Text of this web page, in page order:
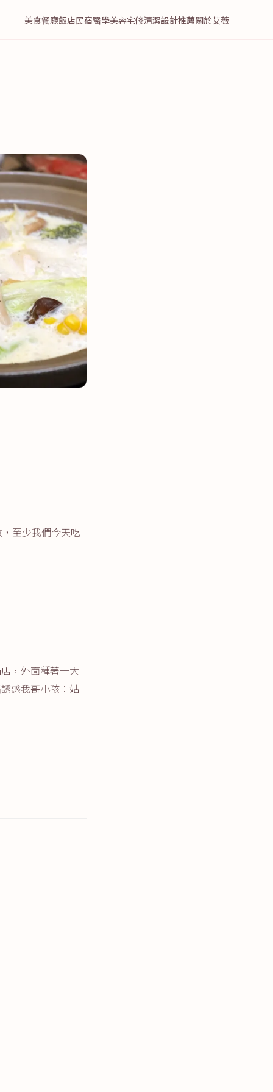
美食餐廳飯店民宿醫學美容宅修清潔設計推薦關於艾薇
至少我們今天吃
，外面種著一大
惑我哥小孩：姑